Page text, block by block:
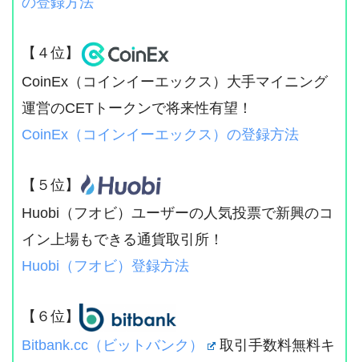
【４位】
CoinEx（コインイーエックス）大手マイニング
運営のCETトークンで将来性有望！
CoinEx（コインイーエックス）の登録方法
【５位】
Huobi（フオビ）ユーザーの人気投票で新興のコ
イン上場もできる通貨取引所！
Huobi（フオビ）登録方法
【６位】
Bitbank.cc（ビットバンク）
取引手数料無料キ